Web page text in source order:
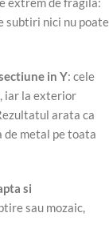
subtiri nici nu poate
in Y: cele
iar la exterior
arata ca
de metal pe toata
si
sau mozaic,